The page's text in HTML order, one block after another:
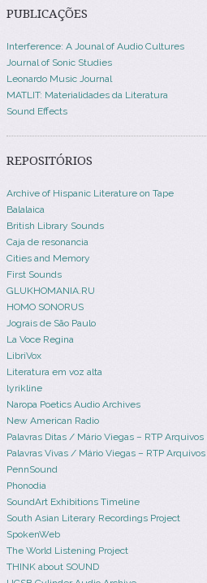
PUBLICAÇÕES
Interference: A Jounal of Audio Cultures
Journal of Sonic Studies
Leonardo Music Journal
MATLIT: Materialidades da Literatura
Sound Effects
REPOSITÓRIOS
Archive of Hispanic Literature on Tape
Balalaica
British Library Sounds
Caja de resonancia
Cities and Memory
First Sounds
GLUKHOMANIA.RU
HOMO SONORUS
Jograis de São Paulo
La Voce Regina
LibriVox
Literatura em voz alta
lyrikline
Naropa Poetics Audio Archives
New American Radio
Palavras Ditas / Mário Viegas – RTP Arquivos
Palavras Vivas / Mário Viegas – RTP Arquivos
PennSound
Phonodia
SoundArt Exhibitions Timeline
South Asian Literary Recordings Project
SpokenWeb
The World Listening Project
THINK about SOUND